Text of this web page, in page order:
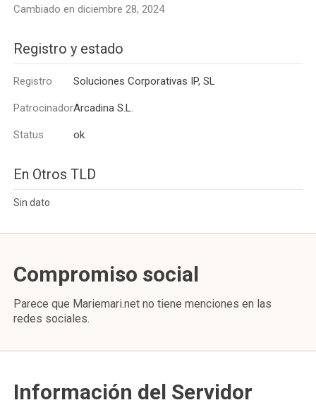
Cambiado en diciembre 28, 2024
Registro y estado
Registro Soluciones Corporativas IP, SL
PatrocinadorArcadina S.L.
Status ok
En Otros TLD
Sin dato
Compromiso social
Parece que Mariemari.net no tiene menciones en las
redes sociales.
Información del Servidor